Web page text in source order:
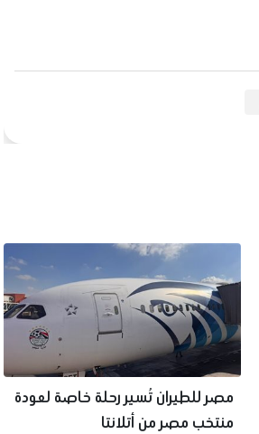
مصر للطيران تُسير رحلة خاصة لعودة
منتخب مصر من أتلانتا